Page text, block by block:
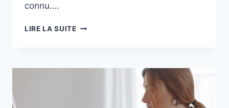
connu….
LIRE LA SUITELE
COMPRENDRE